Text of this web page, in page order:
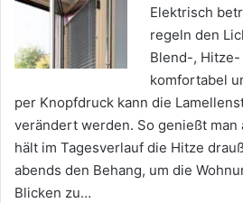
Elektrisch
regeln den
Blend-,
komfortabel
per Knopfdruck kann die
verändert werden. So genießt man
hält im Tagesverlauf die Hitze
abends den Behang, um die
Blicken zu…